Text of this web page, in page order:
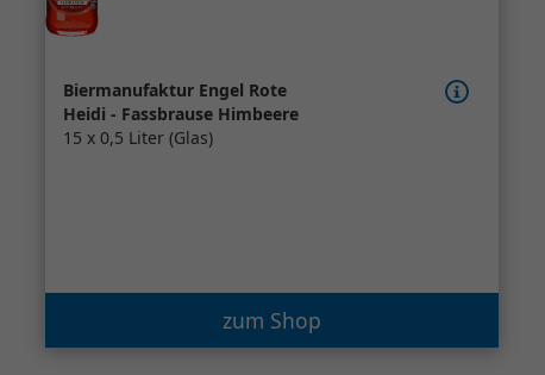
Biermanufaktur Engel Rote
Heidi - Fassbrause Himbeere
15 x 0,5 Liter (Glas)
zum Shop